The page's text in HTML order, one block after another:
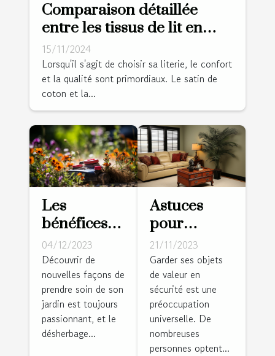
Comparaison détaillée
entre les tissus de lit en
satin de coton et percale
15/11/2024
Lorsqu'il s'agit de choisir sa literie, le confort
et la qualité sont primordiaux. Le satin de
coton et la...
Les
bénéfices
du
désherbage
thermique
pour votre
jardin
04/12/2023
Découvrir de
nouvelles façons de
prendre soin de son
jardin est toujours
passionnant, et le
désherbage...
Astuces
pour
dissimuler
un coffre-
fort dans
votre salle
de séjour
21/11/2023
Garder ses objets
de valeur en
sécurité est une
préoccupation
universelle. De
nombreuses
personnes optent...